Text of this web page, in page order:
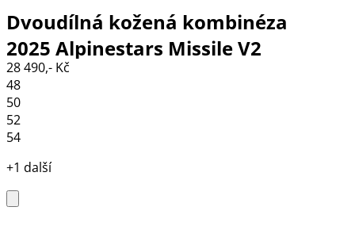
Dvoudílná kožená kombinéza
2025 Alpinestars Missile V2
black/red fluo
28 490,- Kč
48
50
52
54
+1 další